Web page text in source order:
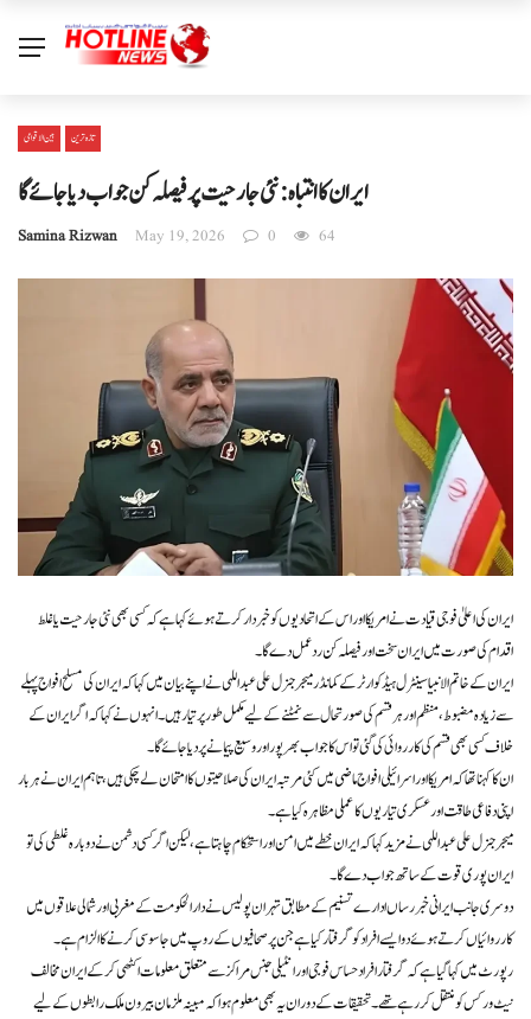
بین الا قوامی تازہ ترین
ایران کا انتباہ: نئی جارحیت پر فیصلہ کن جواب دیا جائے گا
Samina Rizwan May 19, 2026 0 64
ایران کی اعلیٰ فوجی قیادت نے امریکا اور اس کے اتحادیوں کو خبردار کرتے ہوئے کہا ہے کہ کسی بھی نئی جارحیت یا غلط
اقدام کی صورت میں ایران سخت اور فیصلہ کن ردعمل دے گا۔
ایران کے خاتم الانبیا سینٹرل ہیڈکوارٹر کے کمانڈر میجر جنرل علی عبداللہی نے اپنے بیان میں کہا کہ ایران کی مسلح افواج پہلے
سے زیادہ مضبوط، منظم اور ہر قسم کی صورتحال سے نمٹنے کے لیے مکمل طور پر تیار ہیں۔ انہوں نے کہا کہ اگر ایران کے
خلاف کسی بھی قسم کی کارروائی کی گئی تو اس کا جواب بھرپور اور وسیع پیمانے پر دیا جائے گا۔
ان کا کہنا تھا کہ امریکا اور اسرائیلی افواج ماضی میں کئی مرتبہ ایران کی صلاحیتوں کا امتحان لے چکی ہیں، تاہم ایران نے ہر بار
اپنی دفاعی طاقت اور عسکری تیاریوں کا عملی مظاہرہ کیا ہے۔
میجر جنرل علی عبداللہی نے مزید کہا کہ ایران خطے میں امن اور استحکام چاہتا ہے، لیکن اگر کسی دشمن نے دوبارہ غلطی کی تو
ایران پوری قوت کے ساتھ جواب دے گا۔
دوسری جانب ایرانی خبر رساں ادارے تسنیم کے مطابق تہران پولیس نے دارالحکومت کے مغربی اور شمالی علاقوں میں
کارروائیاں کرتے ہوئے دو ایسے افراد کو گرفتار کیا ہے جن پر صحافیوں کے روپ میں جاسوسی کرنے کا الزام ہے۔
رپورٹ میں کہا گیا ہے کہ گرفتار افراد حساس فوجی اور انٹیلی جنس مراکز سے متعلق معلومات اکٹھی کرکے ایران مخالف
نیٹ ورکس کو منتقل کر رہے تھے۔ تحقیقات کے دوران یہ بھی معلوم ہوا کہ مبینہ ملزمان بیرون ملک رابطوں کے لیے